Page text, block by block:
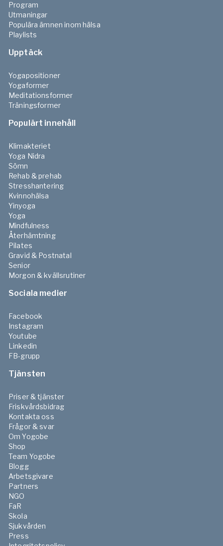
Program
Utmaningar
Populära ämnen inom hälsa
Playlists
Upptäck
Yogapositioner
Yogaformer
Meditationsformer
Träningsformer
Populärt innehåll
Klimakteriet
Yoga Nidra
Sömn
Rehab & prehab
Stresshantering
Kvinnohälsa
Yinyoga
Yoga
Mindfulness
Återhämtning
Pilates
Gravid & Postnatal
Senior
Morgon & kvällsrutiner
Sociala medier
Facebook
Instagram
Youtube
Linkedin
FB-grupp
Tjänsten
Priser & tjänster
Friskvårdsbidrag
Kontakta oss
Frågor & svar
Om Yogobe
Shop
Team Yogobe
Blogg
Arbetsgivare
Partners
NGO
FaR
Skola
Sjukvården
Press